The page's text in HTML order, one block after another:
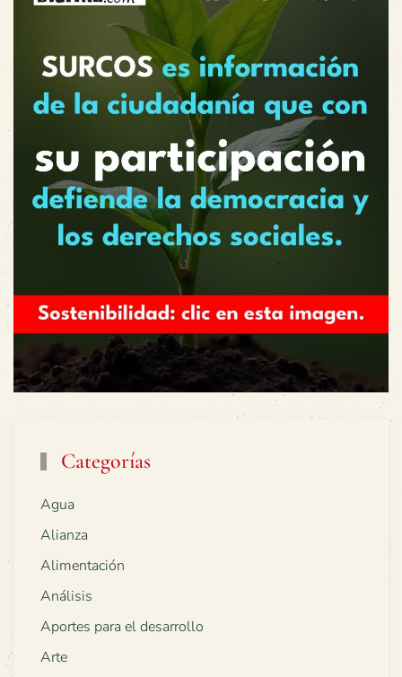
Categorías
Agua
Alianza
Alimentación
Análisis
Aportes para el desarrollo
Arte